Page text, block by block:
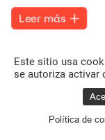
Este sitio usa
se autoriza activar
Política de
Leer más